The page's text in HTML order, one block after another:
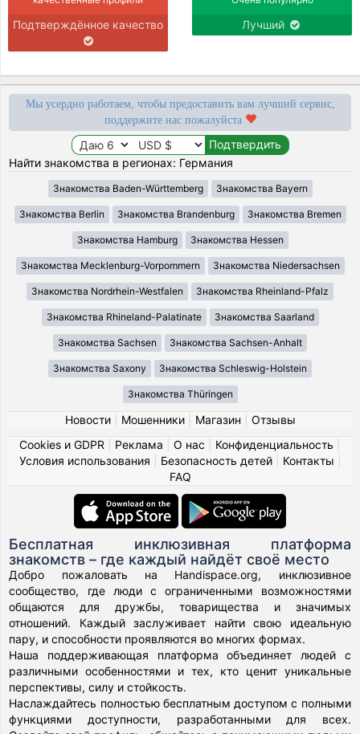
Подтверждённое качество Лучший
Мы усердно работаем, чтобы предоставить вам лучший сервис,
поддержите нас пожалуйста
Найти знакомства в регионах: Германия
Знакомства Baden-Württemberg Знакомства Bayern
Знакомства Berlin Знакомства Brandenburg Знакомства Bremen
Знакомства Hamburg Знакомства Hessen
Знакомства Mecklenburg-Vorpommern Знакомства Niedersachsen
Знакомства Nordrhein-Westfalen Знакомства Rheinland-Pfalz
Знакомства Rhineland-Palatinate Знакомства Saarland
Знакомства Sachsen Знакомства Sachsen-Anhalt
Знакомства Saxony Знакомства Schleswig-Holstein
Знакомства Thüringen
Новости| Мошенники| Магазин
Отзывы
Cookies и GDPR
Реклама О нас Конфиденциальность
Условия использования
Безопасность детей| Контакты
FAQ
Бесплатная инклюзивная платформа
знакомств – где каждый найдёт своё место
Добро пожаловать на Handispace.org, инклюзивное
сообщество, где люди с ограниченными возможностями
общаются для дружбы, товарищества и значимых
отношений. Каждый заслуживает найти свою идеальную
пару, и способности проявляются во многих формах.
Наша поддерживающая платформа объединяет людей с
различными особенностями и тех, кто ценит уникальные
перспективы, силу и стойкость.
Наслаждайтесь полностью бесплатным доступом с полными
функциями доступности, разработанными для всех.